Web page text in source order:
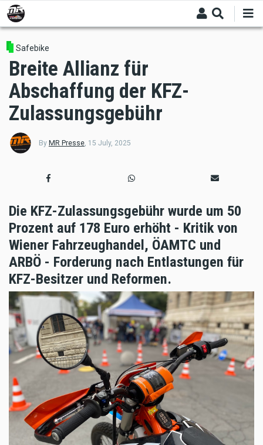
Skip
to
main
content
Safebike
Breite Allianz für
Abschaffung der KFZ-
Zulassungsgebühr
By MR Presse, 15 July, 2025
Die KFZ-Zulassungsgebühr wurde um 50
Prozent auf 178 Euro erhöht - Kritik von
Wiener Fahrzeughandel, ÖAMTC und
ARBÖ - Forderung nach Entlastungen für
KFZ-Besitzer und Reformen.